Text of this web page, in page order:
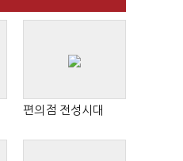
편의점 전성시대